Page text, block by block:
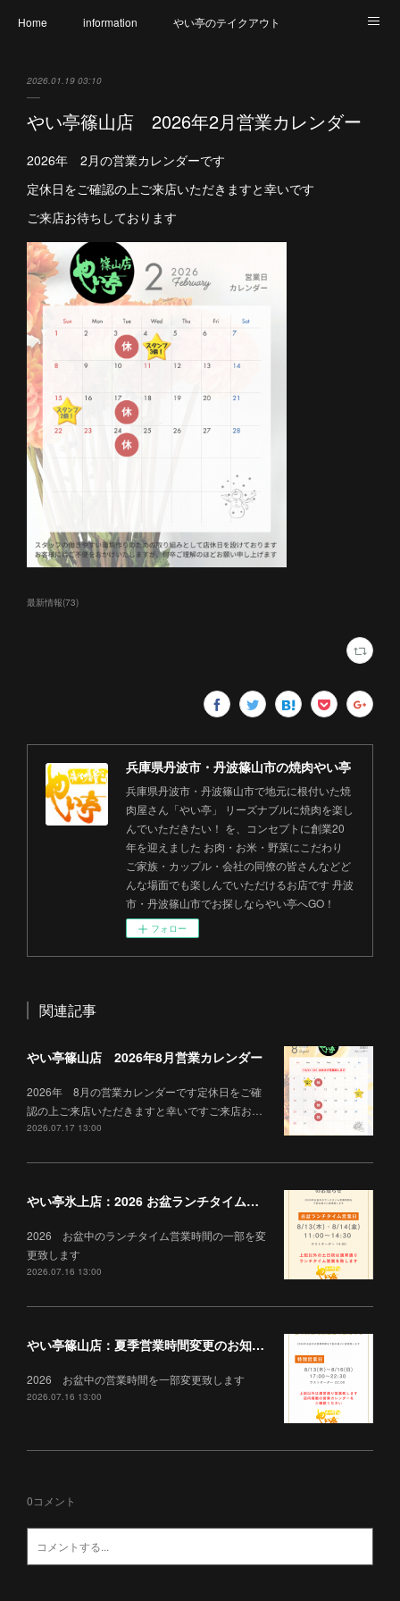
Home information やい亭のテイクアウト
やい亭と繋がろう アレルギー表示一覧
2026.01.19 03:10
やい亭篠山店 2026年2月営業カレンダー
2026年 2月の営業カレンダーです
定休日をご確認の上ご来店いただきますと幸いです
ご来店お待ちしております
最新情報(73)
兵庫県丹波市・丹波篠山市の焼肉やい亭
兵庫県丹波市・丹波篠山市で地元に根付いた焼
肉屋さん「やい亭」 リーズナブルに焼肉を楽し
んでいただきたい！ を、コンセプトに創業20
年を迎えました お肉・お米・野菜にこだわり
ご家族・カップル・会社の同僚の皆さんなどど
んな場面でも楽しんでいただけるお店です 丹波
市・丹波篠山市でお探しならやい亭へGO！
フォロー
関連記事
やい亭篠山店 2026年8月営業カレンダー
2026年 8月の営業カレンダーです定休日をご確
認の上ご来店いただきますと幸いですご来店お…
2026.07.17 13:00
やい亭氷上店：2026 お盆ランチタイム営業について
2026 お盆中のランチタイム営業時間の一部を変
更致します
2026.07.16 13:00
やい亭篠山店：夏季営業時間変更のお知らせ
2026 お盆中の営業時間を一部変更致します
2026.07.16 13:00
0コメント